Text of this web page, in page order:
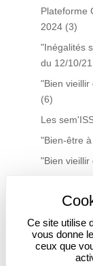
Ce site utilise
vous donne
ceux que
Plateforme
2024 (3)
"Inégalités
du 12/10/21
"Bien
(6)
Les
"Bien-être
"Bien vieillir
La gestion
territoires…
Plateforme
Centre de
Infolettres